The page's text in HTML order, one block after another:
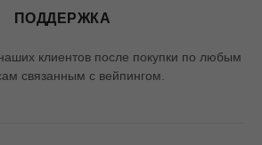
ПОДДЕРЖКА
клиентов после покупки по любым
связанным с вейпингом.